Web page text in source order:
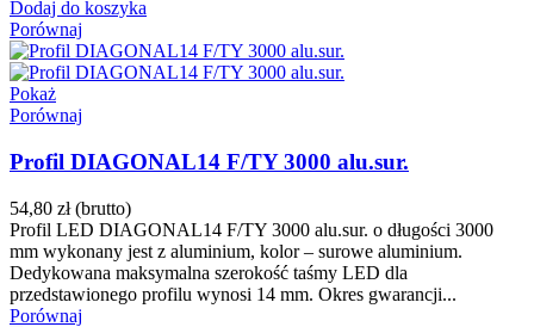
Dodaj do koszyka
Porównaj
Pokaż
Porównaj
Profil DIAGONAL14 F/TY 3000 alu.sur.
54,80 zł (brutto)
Profil LED DIAGONAL14 F/TY 3000 alu.sur. o długości 3000
mm wykonany jest z aluminium, kolor – surowe aluminium.
Dedykowana maksymalna szerokość taśmy LED dla
przedstawionego profilu wynosi 14 mm. Okres gwarancji...
Porównaj